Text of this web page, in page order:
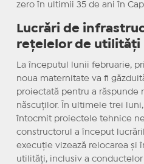
zero în ultimii 35 de ani în
Lucrări de
rețelelor de utilități
La începutul lunii februarie,
noua maternitate va fi
proiectată pentru a răspunde
născuților. În ultimele trei
întocmit proiectele tehnice
constructorul a început
execuție vizează relocarea și
utilități, inclusiv a